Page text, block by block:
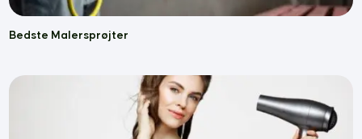
Bedste Malersprøjter